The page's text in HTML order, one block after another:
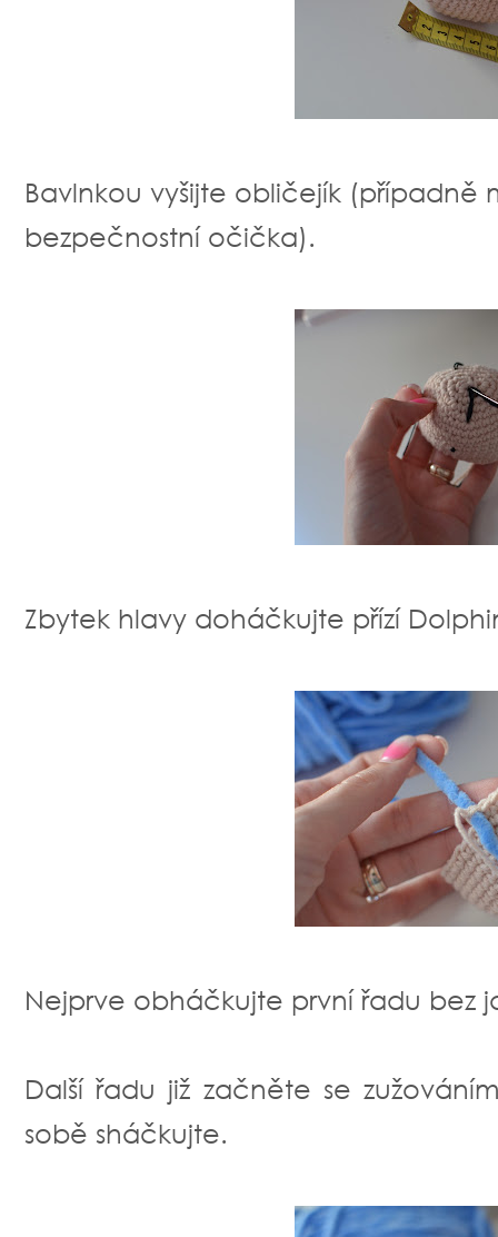
Bavlnkou vyšijte obličejík (případně
bezpečnostní očička).
Zbytek hlavy doháčkujte přízí
Nejprve obháčkujte první řadu bez
Další řadu již začněte se
sobě sháčkujte.